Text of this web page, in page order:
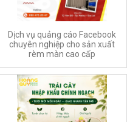
Dịch vụ quảng cáo Facebook
chuyên nghiệp cho sản xuất
rèm màn cao cấp